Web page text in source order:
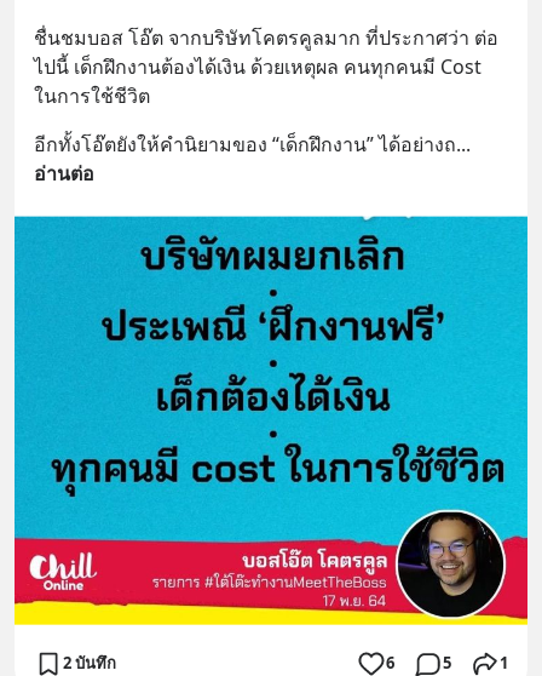
ชื่นชมบอส โอ๊ต จากบริษัทโคตรคูลมาก ที่ประกาศว่า ต่อ
ไปนี้ เด็กฝึกงานต้องได้เงิน ด้วยเหตุผล คนทุกคนมี Cost
ในการใช้ชีวิต
อีกทั้งโอ๊ตยังให้คำนิยามของ “เด็กฝึกงาน” ได้อย่างถ
อ่านต่อ
2 บันทึก 6 5 1